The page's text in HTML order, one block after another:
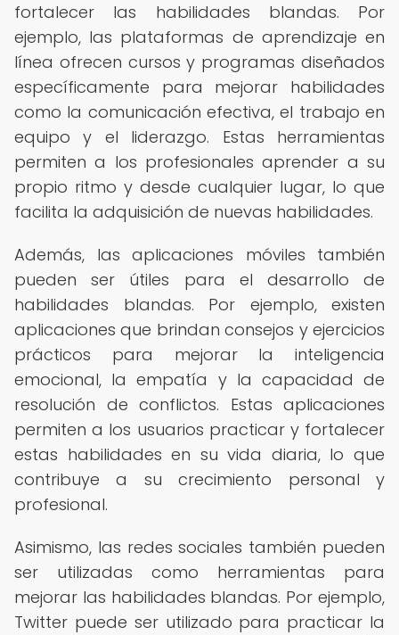
fortalecer las habilidades blandas. Por
ejemplo, las plataformas de aprendizaje en
línea ofrecen cursos y programas diseñados
específicamente para mejorar habilidades
como la comunicación efectiva, el trabajo en
equipo y el liderazgo. Estas herramientas
permiten a los profesionales aprender a su
propio ritmo y desde cualquier lugar, lo que
facilita la adquisición de nuevas habilidades.
Además, las aplicaciones móviles también
pueden ser útiles para el desarrollo de
habilidades blandas. Por ejemplo, existen
aplicaciones que brindan consejos y ejercicios
prácticos para mejorar la inteligencia
emocional, la empatía y la capacidad de
resolución de conflictos. Estas aplicaciones
permiten a los usuarios practicar y fortalecer
estas habilidades en su vida diaria, lo que
contribuye a su crecimiento personal y
profesional.
Asimismo, las redes sociales también pueden
ser utilizadas como herramientas para
mejorar las habilidades blandas. Por ejemplo,
Twitter puede ser utilizado para practicar la